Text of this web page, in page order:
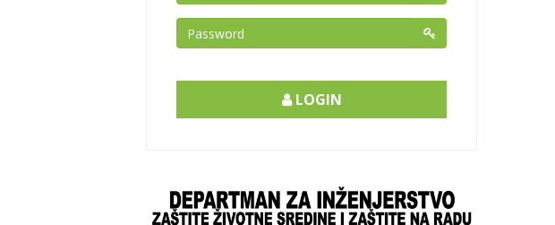
LOGIN